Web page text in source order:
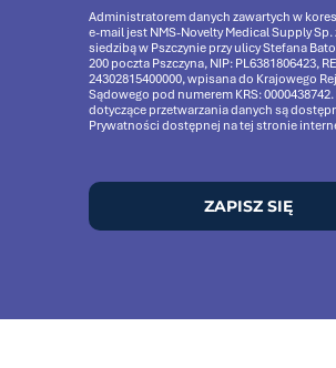
Administratorem danych zawartych w
e-mail jest NMS-Novelty Medical Supply Sp.
siedzibą w Pszczynie przy ulicy Stefana
200 poczta Pszczyna, NIP: PL6381806423,
24302815400000, wpisana do Krajowego
Sądowego pod numerem KRS: 0000438742.
dotyczące przetwarzania danych są
Prywatności dostępnej na tej stronie
ZAPISZ SIĘ